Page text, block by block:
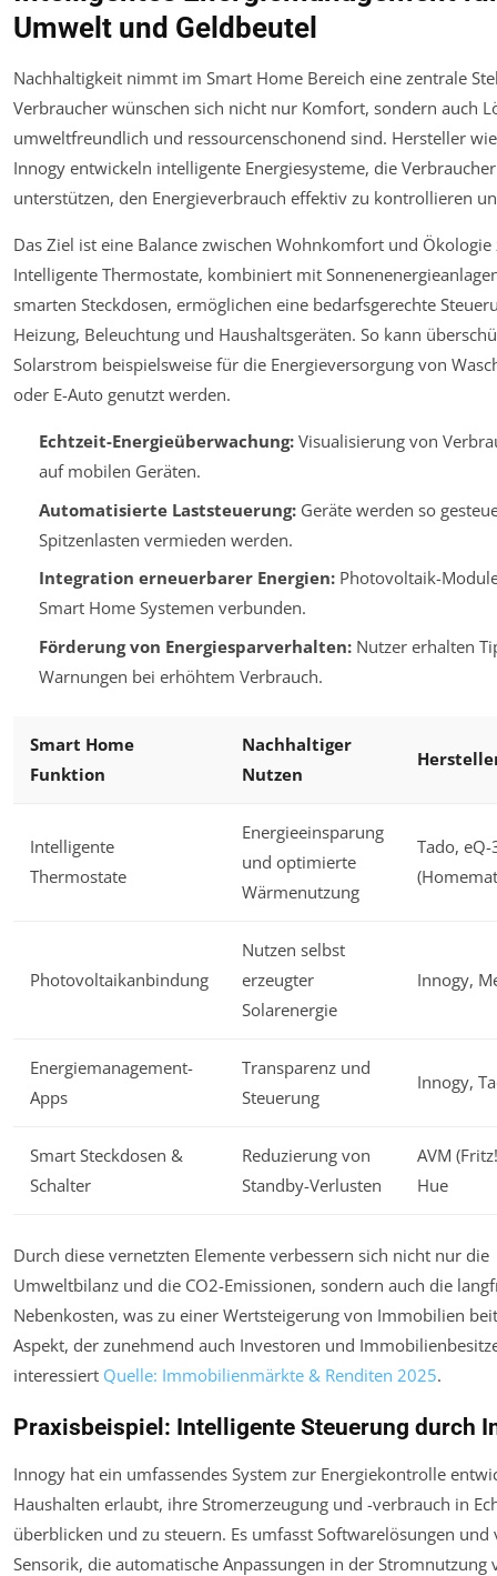
Umwelt und Geldbeutel
Nachhaltigkeit nimmt im Smart Home Bereich eine zentrale
Verbraucher wünschen sich nicht nur Komfort, sondern auch
umweltfreundlich und ressourcenschonend sind. Hersteller
Innogy entwickeln intelligente Energiesysteme, die
unterstützen, den Energieverbrauch effektiv zu kontrollieren
Das Ziel ist eine Balance zwischen Wohnkomfort und Ökologie
Intelligente Thermostate, kombiniert mit
smarten Steckdosen, ermöglichen eine bedarfsgerechte
Heizung, Beleuchtung und Haushaltsgeräten. So kann
Solarstrom beispielsweise für die Energieversorgung von
oder E-Auto genutzt werden.
Echtzeit-Energieüberwachung:Visualisierung von
auf mobilen Geräten.
Automatisierte Laststeuerung:Geräte werden so
Spitzenlasten vermieden werden.
Integration erneuerbarer Energien:Photovoltaik-
Smart Home Systemen verbunden.
Förderung von Energiesparverhalten:Nutzer erhalten
Warnungen bei erhöhtem Verbrauch.
Smart Home
Funktion
Nachhaltiger
Nutzen
Intelligente
Thermostate
Energieeinsparung
und optimierte
Wärmenutzung
Tado, eQ-
Photovoltaikanbindung
Nutzen selbst
erzeugter
Solarenergie
Innogy,
Energiemanagement-
Apps
Transparenz und
Steuerung
Innogy,
Smart Steckdosen &
Schalter
Reduzierung von
Standby-Verlusten
AVM
Hue
Durch diese vernetzten Elemente verbessern sich nicht nur die
Umweltbilanz und die CO2-Emissionen, sondern auch die
Nebenkosten, was zu einer Wertsteigerung von Immobilien
Aspekt, der zunehmend auch Investoren und
interessiert Quelle: Immobilienmärkte & Renditen 2025.
Praxisbeispiel: Intelligente Steuerung durch
Innogy hat ein umfassendes System zur Energiekontrolle
Haushalten erlaubt, ihre Stromerzeugung und -verbrauch in
überblicken und zu steuern. Es umfasst Softwarelösungen und
Sensorik, die automatische Anpassungen in der Stromnutzung